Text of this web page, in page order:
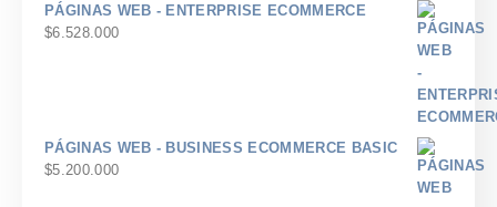
PÁGINAS WEB - ENTERPRISE ECOMMERCE
$6.528.000
PÁGINAS WEB - BUSINESS ECOMMERCE BASIC
$5.200.000